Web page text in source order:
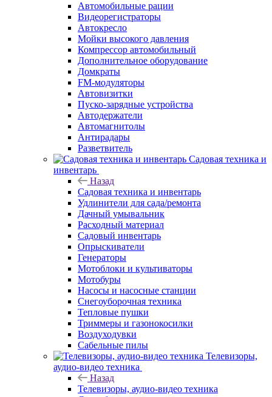
Автомобильные рации
Видеорегистраторы
Автокресло
Мойки высокого давления
Компрессор автомобильный
Дополнительное оборудование
Домкраты
FM-модуляторы
Автовизитки
Пуско-зарядные устройства
Автодержатели
Автомагнитолы
Антирадары
Разветвитель
Садовая техника и
инвентарь
Назад
Садовая техника и инвентарь
Удлинители для сада/ремонта
Дачный умывальник
Расходный материал
Садовый инвентарь
Опрыскиватели
Генераторы
Мотоблоки и культиваторы
Мотобуры
Насосы и насосные станции
Снегоуборочная техника
Тепловые пушки
Триммеры и газонокосилки
Воздуходувки
Сабельные пилы
Телевизоры,
аудио-видео техника
Назад
Телевизоры, аудио-видео техника